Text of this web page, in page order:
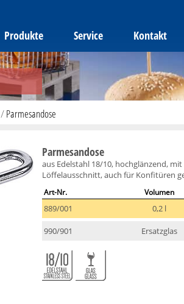
Produkte Service Kontakt
/Parmesandose
Parmesandose
aus Edelstahl 18/10, hochglänzend,
Löffelausschnitt, auch für Konfitüren
Art-Nr. Volumen
889/001 0,2 l
990/901 Ersatzglas